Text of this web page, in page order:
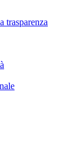
trasparenza